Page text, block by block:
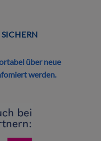
über neue
werden.